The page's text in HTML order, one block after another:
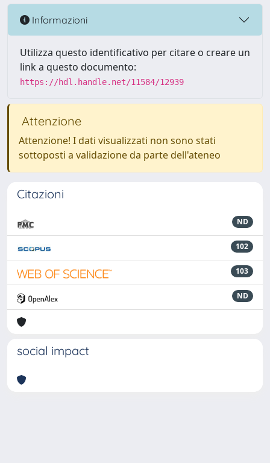
Informazioni
Utilizza questo identificativo per citare o creare un
link a questo documento:
https://hdl.handle.net/11584/12939
Attenzione
Attenzione! I dati visualizzati non sono stati
sottoposti a validazione da parte dell'ateneo
Citazioni
ND
102
103
ND
social impact